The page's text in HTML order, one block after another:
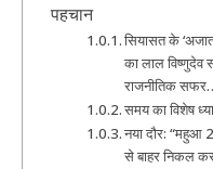
पहचान
सियासत के
का लाल
राजनीतिक
समय का विशेष
नया दौर: “महुआ
से बाहर निकल